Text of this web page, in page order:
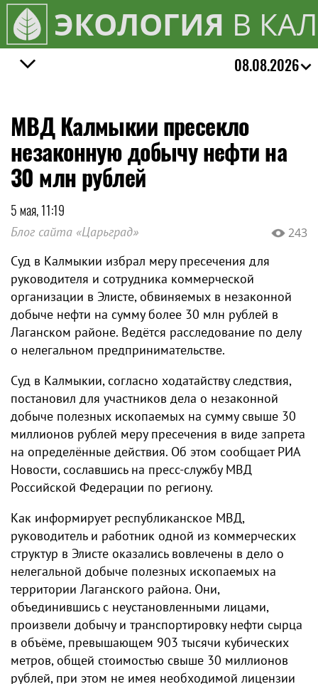
ЭКОЛОГИЯ В
08.08.2026
МВД Калмыкии пресекло
незаконную добычу нефти на
30 млн рублей
5 мая, 11:19
Блог сайта «Царьград» 243
Суд в Калмыкии избрал меру пресечения для
руководителя и сотрудника коммерческой
организации в Элисте, обвиняемых в незаконной
добыче нефти на сумму более 30 млн рублей в
Лаганском районе. Ведётся расследование по делу
о нелегальном предпринимательстве.
Суд в Калмыкии, согласно ходатайству следствия,
постановил для участников дела о незаконной
добыче полезных ископаемых на сумму свыше 30
миллионов рублей меру пресечения в виде запрета
на определённые действия. Об этом сообщает РИА
Новости, сославшись на пресс-службу МВД
Российской Федерации по региону.
Как информирует республиканское МВД,
руководитель и работник одной из коммерческих
структур в Элисте оказались вовлечены в дело о
нелегальной добыче полезных ископаемых на
территории Лаганского района. Они,
объединившись с неустановленными лицами,
произвели добычу и транспортировку нефти сырца
в объёме, превышающем 903 тысячи кубических
метров, общей стоимостью свыше 30 миллионов
рублей, при этом не имея необходимой лицензии